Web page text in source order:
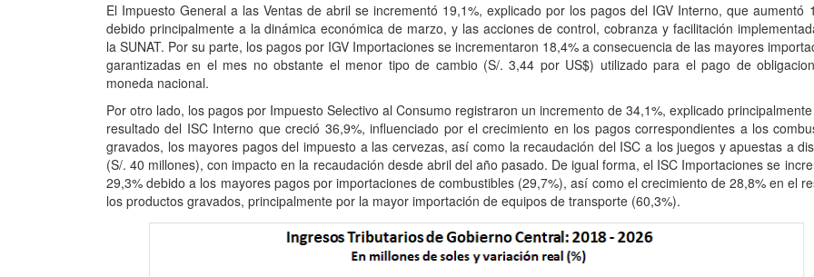
El Impuesto General a las Ventas de abril se incrementó 19,1%, explicado por los pagos del IGV Interno, que aumentó
debido principalmente a la dinámica económica de marzo, y las acciones de control, cobranza y facilitación
la SUNAT. Por su parte, los pagos por IGV Importaciones se incrementaron 18,4% a consecuencia de las mayores
garantizadas en el mes no obstante el menor tipo de cambio (S/. 3,44 por US$) utilizado para el pago de
moneda nacional.
Por otro lado, los pagos por Impuesto Selectivo al Consumo registraron un incremento de 34,1%, explicado
resultado del ISC Interno que creció 36,9%, influenciado por el crecimiento en los pagos correspondientes a los
gravados, los mayores pagos del impuesto a las cervezas, así como la recaudación del ISC a los juegos y apuestas a
(S/. 40 millones), con impacto en la recaudación desde abril del año pasado. De igual forma, el ISC Importaciones se
29,3% debido a los mayores pagos por importaciones de combustibles (29,7%), así como el crecimiento de 28,8% en el
los productos gravados, principalmente por la mayor importación de equipos de transporte (60,3%).